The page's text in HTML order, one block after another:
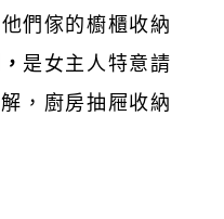
們傢的櫥櫃收納
是女主人特意請
，廚房抽屜收納